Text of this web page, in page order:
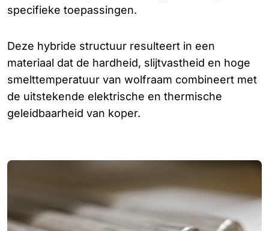
specifieke toepassingen.
Deze hybride structuur resulteert in een
materiaal dat de hardheid, slijtvastheid en hoge
smelttemperatuur van wolfraam combineert met
de uitstekende elektrische en thermische
geleidbaarheid van koper.